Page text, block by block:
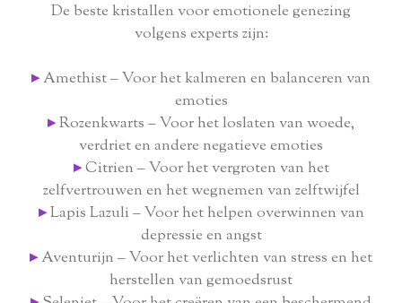
De beste kristallen voor emotionele genezing
volgens experts zijn:
▸Amethist – Voor het kalmeren en balanceren van
emoties
▸Rozenkwarts – Voor het loslaten van woede,
verdriet en andere negatieve emoties
▸Citrien – Voor het vergroten van het
zelfvertrouwen en het wegnemen van zelftwijfel
▸Lapis Lazuli – Voor het helpen overwinnen van
depressie en angst
▸Aventurijn – Voor het verlichten van stress en het
herstellen van gemoedsrust